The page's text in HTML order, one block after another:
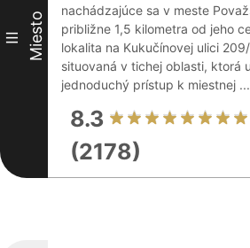
III Miesto
nachádzajúce sa v meste
približne 1,5 kilometra od jeho
lokalita na Kukučínovej ulici
situovaná v tichej oblasti, ktorá
jednoduchý prístup k miestnej ...
8.3
(2178)